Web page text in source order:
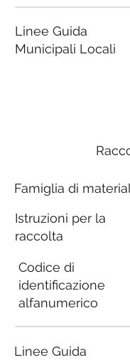
Linee Guida
Municipali Locali
Famiglia di
Istruzioni per la
raccolta
Codice di
identificazione
alfanumerico
Linee Guida